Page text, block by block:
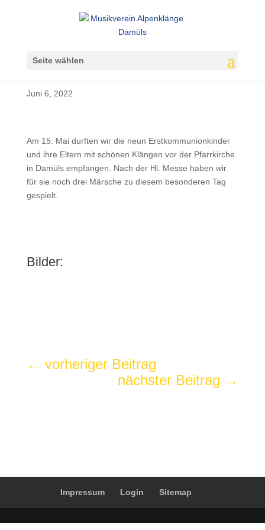
Seite wählen
Juni 6, 2022
Am 15. Mai durften wir die neun Erstkommunionkinder
und ihre Eltern mit schönen Klängen vor der Pfarrkirche
in Damüls empfangen. Nach der Hl. Messe haben wir
für sie noch drei Märsche zu diesem besonderen Tag
gespielt.
Bilder:
← vorheriger Beitrag
nächster Beitrag →
Impressum Login Sitemap